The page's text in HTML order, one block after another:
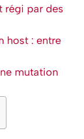
régi par des
host : entre
mutation